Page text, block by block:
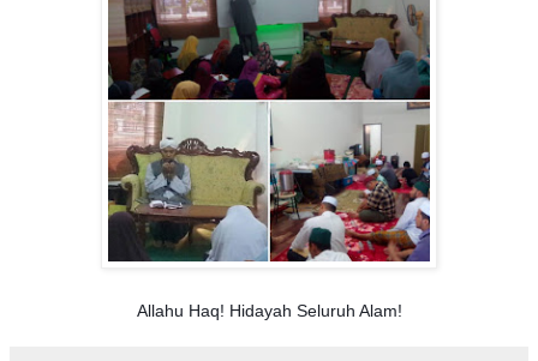
Allahu Haq! Hidayah Seluruh Alam!